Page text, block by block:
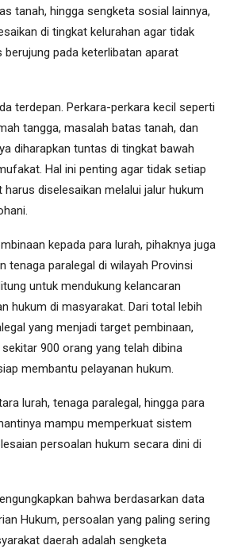
tanah, hingga sengketa sosial lainnya,
di tingkat kelurahan agar tidak
pada keterlibatan aparat
terdepan. Perkara-perkara kecil seperti
tangga, masalah batas tanah, dan
diharapkan tuntas di tingkat bawah
Hal ini penting agar tidak setiap
diselesaikan melalui jalur hukum
kepada para lurah, pihaknya juga
tenaga paralegal di wilayah Provinsi
untuk mendukung kelancaran
hukum di masyarakat. Dari total lebih
yang menjadi target pembinaan,
900 orang yang telah dibina
membantu pelayanan hukum.
lurah, tenaga paralegal, hingga para
mampu memperkuat sistem
persoalan hukum secara dini di
bahwa berdasarkan data
Hukum, persoalan yang paling sering
daerah adalah sengketa